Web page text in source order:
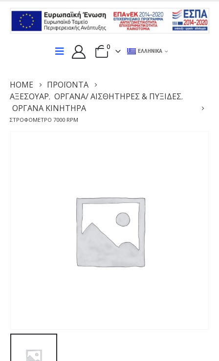
0
ΕΛΛΗΝΙΚΆ
HOME
ΠΡΟΪΌΝΤΑ
ΑΞΕΣΟΥΆΡ, ΌΡΓΑΝΑ/ ΑΙΣΘΗΤΉΡΕΣ & ΠΥΞΊΔΕΣ,
ΌΡΓΑΝΑ ΚΙΝΗΤΉΡΑ
ΣΤΡΟΦΌΜΕΤΡΟ 7000 RPM